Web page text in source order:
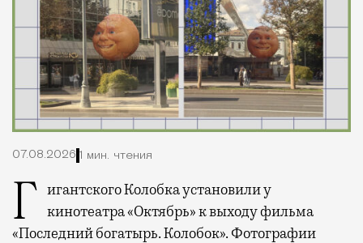
07.08.2026 1 мин. чтения
Гигантского Колобка установили у кинотеатра «Октябрь» к выходу фильма
«Последний богатырь. Колобок». Фотографии